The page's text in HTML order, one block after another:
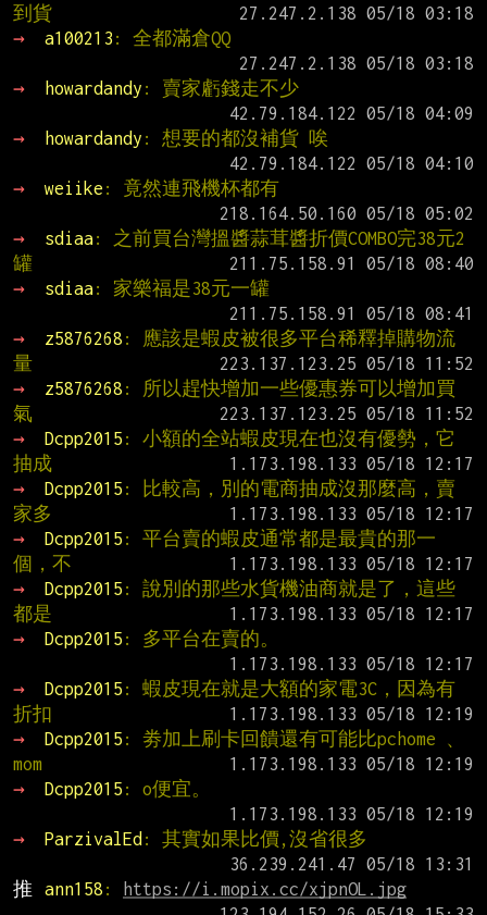
到貨
→
a100213 : 全都滿倉QQ
→
howardandy : 賣家虧錢走不少
→
howardandy : 想要的都沒補貨 唉
→
weiike : 竟然連飛機杯都有
→
sdiaa: 之前買台灣搵醬蒜茸醬折價COMBO完38元2
罐
→
sdiaa: 家樂福是38元一罐
→
z5876268 : 應該是蝦皮被很多平台稀釋掉購物流
量
→
z5876268 : 所以趕快增加一些優惠券可以增加買
氣
→
Dcpp2015 : 小額的全站蝦皮現在也沒有優勢，它
抽成
→
Dcpp2015 : 比較高，別的電商抽成沒那麼高，賣
家多
→
Dcpp2015 : 平台賣的蝦皮通常都是最貴的那一
個，不
→
Dcpp2015 : 說別的那些水貨機油商就是了，這些
都是
→
Dcpp2015 : 多平台在賣的。
→
Dcpp2015 : 蝦皮現在就是大額的家電3C，因為有
折扣
→
Dcpp2015 : 劵加上刷卡回饋還有可能比pchome 、
mom
→
Dcpp2015 : o便宜。
→
ParzivalEd : 其實如果比價,沒省很多
推
ann158 :
https://i.mopix.cc/xjpnOL.jpg